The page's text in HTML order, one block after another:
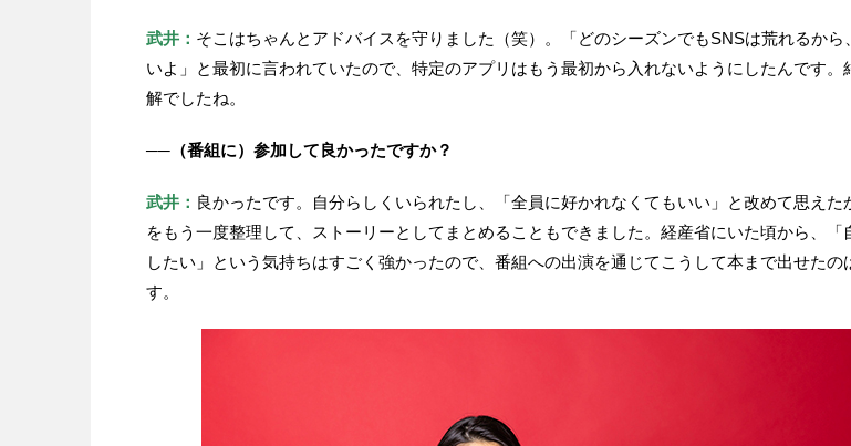
武井： そこはちゃんとアドバイスを守りました（笑）。「どのシーズンでもSNSは荒れるから
いよ」と最初に言われていたので、特定のアプリはもう最初から入れないようにしたんです。
解でしたね。
──（番組に）参加して良かったですか？
武井： 良かったです。自分らしくいられたし、「全員に好かれなくてもいい」と改めて思えた
をもう一度整理して、ストーリーとしてまとめることもできました。経産省にいた頃から、「
したい」という気持ちはすごく強かったので、番組への出演を通じてこうして本まで出せたの
す。